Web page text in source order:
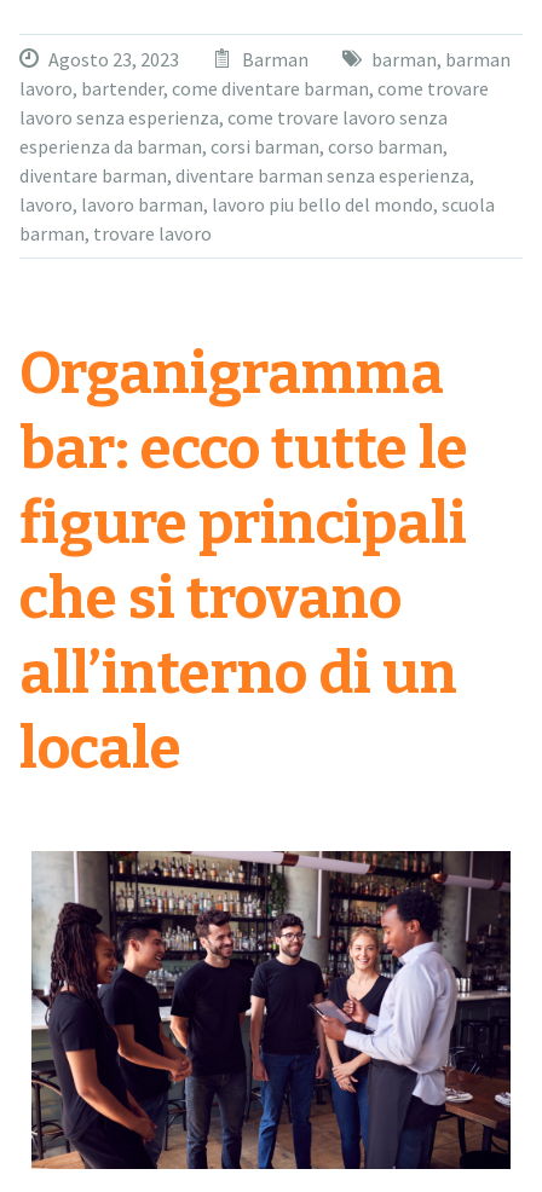
Agosto 23, 2023 Barman barman, barman
lavoro, bartender, come diventare barman, come trovare
lavoro senza esperienza, come trovare lavoro senza
esperienza da barman, corsi barman, corso barman,
diventare barman, diventare barman senza esperienza,
lavoro, lavoro barman, lavoro piu bello del mondo, scuola
barman, trovare lavoro
Organigramma
bar: ecco tutte le
figure principali
che si trovano
all’interno di un
locale